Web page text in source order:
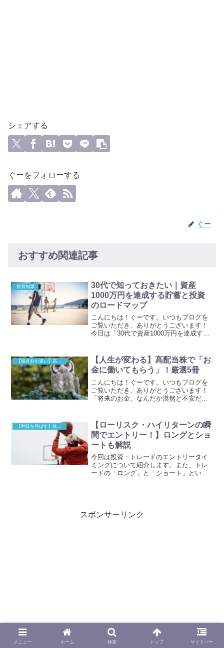
シェアする
ぐーをフォローする
ぐー
おすすめ関連記事
投資知識
30代で知っておきたい｜資産
1000万円を達成する貯蓄と投資
のロードマップ
こんにちは！ぐーです。いつもブログを
ご覧いただき、ありがとうございます！
今日は「30代で資産1000万円を達成する
のために、そろそろ資産運用を始めたい
けど、何から始めたら...
【毎月お小遣い】高配当株投資
【人生が変わる】高配当株で「お
金に働いてもらう」！厳選5冊
こんにちは！ぐーです。いつもブログを
ご覧いただき、ありがとうございます！
「将来のお金、なんだか漠然と不安だな
のが怖くて、一歩が踏み出せない…」こ
の記事を読んでくれている...
【ローリスク・ハイリターンの瞬
間でエントリー！】ロングとショ
ートも解説
今回は投資・トレードのエントリータイ
ミングについて紹介します。また、トレ
ードの「ロング」と「ショート」という
スポンサーリンク
メニュー ホーム 検索 トップ サイドバー